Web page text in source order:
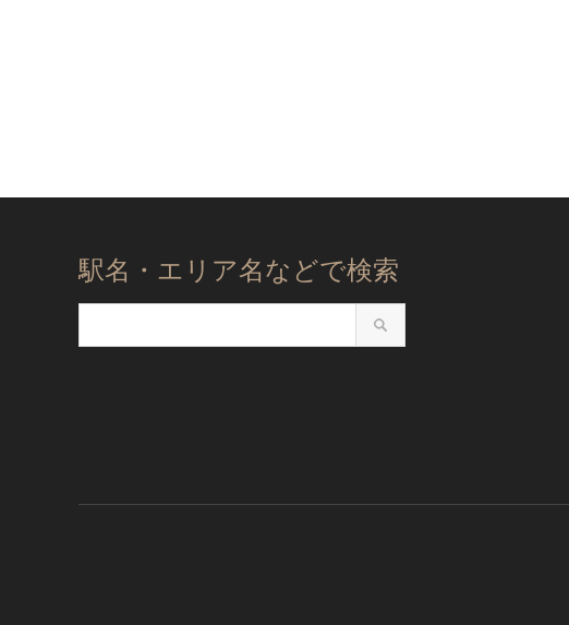
駅名・エリア名などで検索